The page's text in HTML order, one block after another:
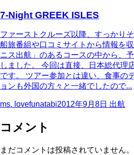
7-Night GREEK ISLES
ファーストクルーズ以降、すっかり
船旅番組や口コミサイトから情報を
ニス出航」のあるコースの中から、
しました。 今回は直接、日本総代理
です。 ツアー参加とは違い、食事の
ョンも外国の方々と一緒でしたので...
ms. lovefunatabi2012年9月8日 出航
コメント
まだコメントは投稿されていません。